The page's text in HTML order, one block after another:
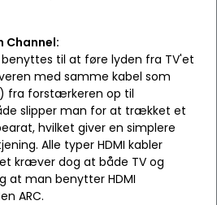
Channel:
benyttes til at føre lyden fra TV'et
med samme kabel som
fra forstærkeren op til
slipper man for at trækket et
hvilket giver en simplere
Alle typer HDMI kabler
kræver dog at både TV og
at man benytter HDMI
ARC.